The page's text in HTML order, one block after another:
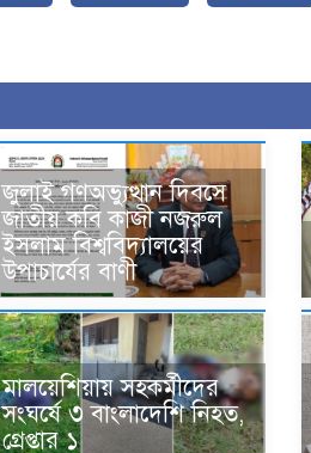
জুলাই গণঅভ্যুত্থান দিবসে
জাতীয় কবি কাজী নজরুল
ইসলাম বিশ্ববিদ্যালয়ের
উপাচার্যের বাণী
মালয়েশিয়ায় সহকর্মীদের
সংঘর্ষে ৩ বাংলাদেশি নিহত,
গ্রেপ্তার ১